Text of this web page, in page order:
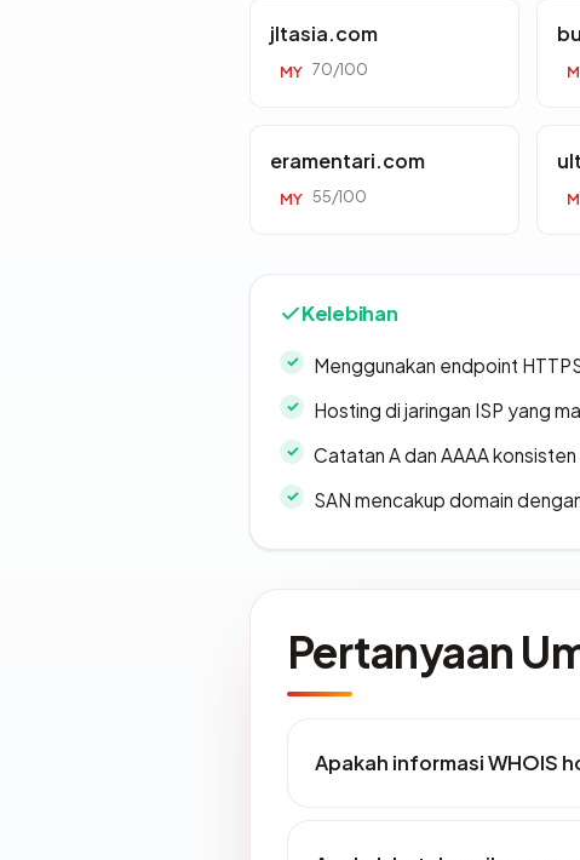
jltasia.com
MY 70/100
eramentari.com
MY 55/100
Kelebihan
Menggunakan endpoint
Hosting di jaringan ISP yang
Catatan A dan AAAA konsisten
SAN mencakup domain
Pertanyaan
Apakah informasi WHOIS